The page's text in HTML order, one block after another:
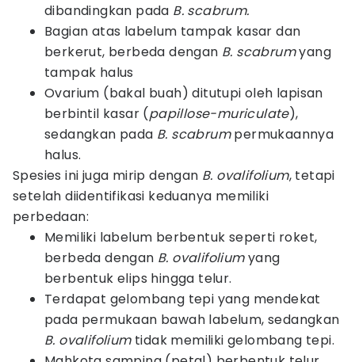
dibandingkan pada B. scabrum.
Bagian atas labelum tampak kasar dan
berkerut, berbeda dengan B. scabrumyang
tampak halus
Ovarium (bakal buah) ditutupi oleh lapisan
berbintil kasar (papillose-muriculate),
sedangkan pada B. scabrumpermukaannya
halus.
Spesies ini juga mirip dengan B. ovalifolium, tetapi
setelah diidentifikasi keduanya memiliki
perbedaan:
Memiliki labelum berbentuk seperti roket,
berbeda dengan B. ovalifoliumyang
berbentuk elips hingga telur.
Terdapat gelombang tepi yang mendekat
pada permukaan bawah labelum, sedangkan
B. ovalifoliumtidak memiliki gelombang tepi.